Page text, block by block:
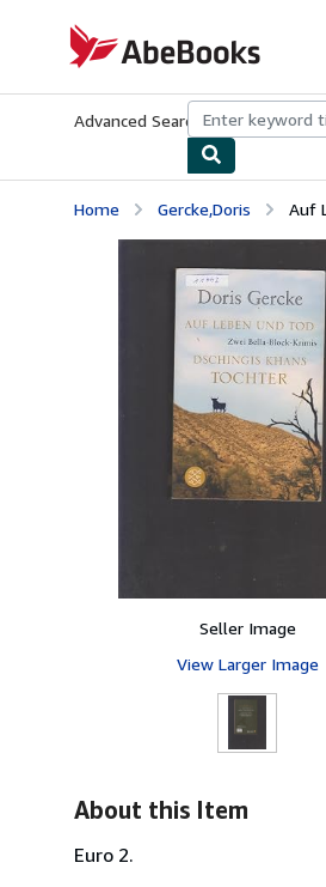
AbeBooks.com
Advanced Search Browse
Home Gercke,Doris Auf
Seller Image
View Larger Image
About this Item
Euro 2.